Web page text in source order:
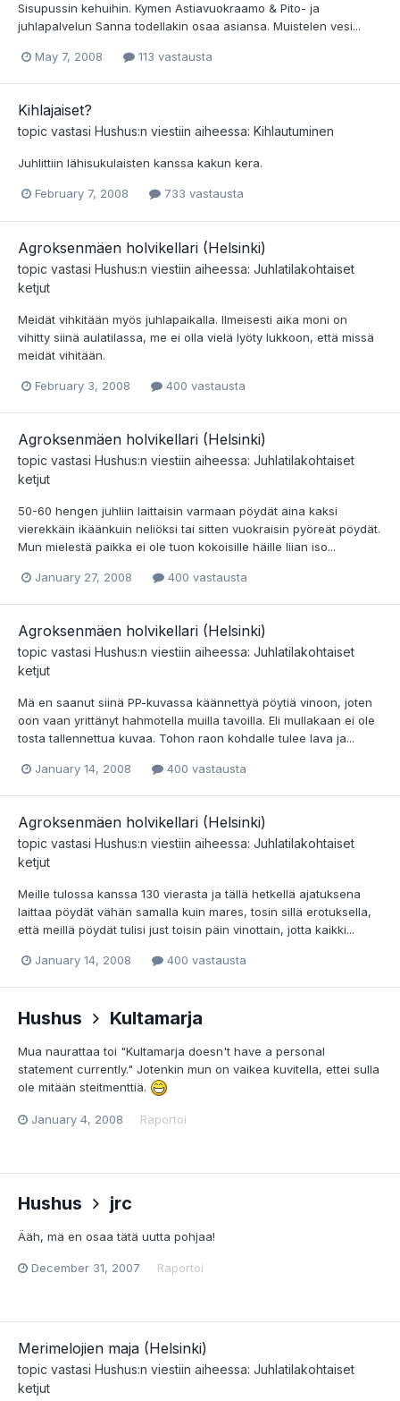
Sisupussin kehuihin. Kymen Astiavuokraamo & Pito- ja
juhlapalvelun Sanna todellakin osaa asiansa. Muistelen vesi...
May 7, 2008 113 vastausta
Kihlajaiset?
topic vastasi Hushus:n viestiin aiheessa: Kihlautuminen
Juhlittiin lähisukulaisten kanssa kakun kera.
February 7, 2008 733 vastausta
Agroksenmäen holvikellari (Helsinki)
topic vastasi Hushus:n viestiin aiheessa: Juhlatilakohtaiset
ketjut
Meidät vihkitään myös juhlapaikalla. Ilmeisesti aika moni on
vihitty siinä aulatilassa, me ei olla vielä lyöty lukkoon, että missä
meidät vihitään.
February 3, 2008 400 vastausta
Agroksenmäen holvikellari (Helsinki)
topic vastasi Hushus:n viestiin aiheessa: Juhlatilakohtaiset
ketjut
50-60 hengen juhliin laittaisin varmaan pöydät aina kaksi
vierekkäin ikäänkuin neliöksi tai sitten vuokraisin pyöreät pöydät.
Mun mielestä paikka ei ole tuon kokoisille häille liian iso...
January 27, 2008 400 vastausta
Agroksenmäen holvikellari (Helsinki)
topic vastasi Hushus:n viestiin aiheessa: Juhlatilakohtaiset
ketjut
Mä en saanut siinä PP-kuvassa käännettyä pöytiä vinoon, joten
oon vaan yrittänyt hahmotella muilla tavoilla. Eli mullakaan ei ole
tosta tallennettua kuvaa. Tohon raon kohdalle tulee lava ja...
January 14, 2008 400 vastausta
Agroksenmäen holvikellari (Helsinki)
topic vastasi Hushus:n viestiin aiheessa: Juhlatilakohtaiset
ketjut
Meille tulossa kanssa 130 vierasta ja tällä hetkellä ajatuksena
laittaa pöydät vähän samalla kuin mares, tosin sillä erotuksella,
että meillä pöydät tulisi just toisin päin vinottain, jotta kaikki...
January 14, 2008 400 vastausta
Hushus Kultamarja
Mua naurattaa toi "Kultamarja doesn't have a personal
statement currently." Jotenkin mun on vaikea kuvitella, ettei sulla
ole mitään steitmenttiä.
January 4, 2008 Raportoi
Hushus jrc
Ääh, mä en osaa tätä uutta pohjaa!
December 31, 2007 Raportoi
Merimelojien maja (Helsinki)
topic vastasi Hushus:n viestiin aiheessa: Juhlatilakohtaiset
ketjut